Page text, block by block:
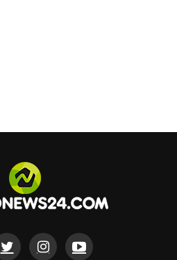
in attacco
su Lookman